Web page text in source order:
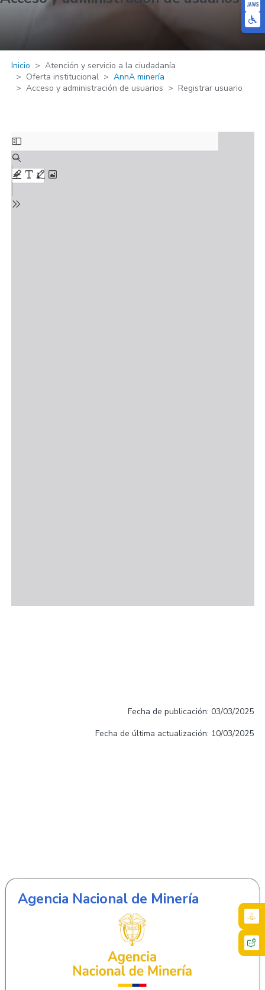
Inicio
Atención y servicio a la ciudadanía
Oferta institucional
AnnA minería
Acceso y administración de usuarios
Registrar usuario
Fecha de publicación: 03/03/2025
Fecha de última actualización: 10/03/2025
Agencia Nacional de Minería